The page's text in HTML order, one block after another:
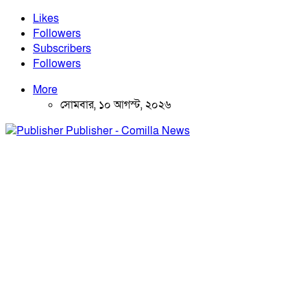
Likes
Followers
Subscribers
Followers
More
সোমবার, ১০ আগস্ট, ২০২৬
Publisher - Comilla News